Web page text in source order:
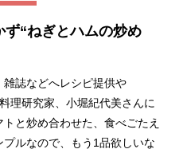
“ねぎとハムの炒め
誌などへレシピ提供や
理研究家、小堀紀代美さんに
と炒め合わせた、食べごたえ
ルなので、もう1品欲しいな